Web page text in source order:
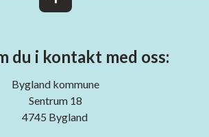
du i kontakt med oss:
Bygland kommune
Sentrum 18
4745 Bygland